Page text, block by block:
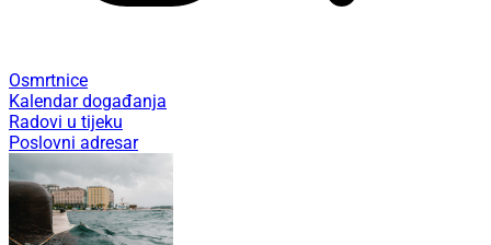
Osmrtnice
Kalendar događanja
Radovi u tijeku
Poslovni adresar